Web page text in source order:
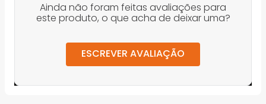
Ainda não foram feitas avaliações para
este produto, o que acha de deixar uma?
ESCREVER AVALIAÇÃO